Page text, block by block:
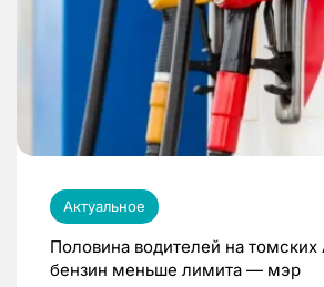
Актуальное
Половина водителей на томских
бензин меньше лимита — мэр